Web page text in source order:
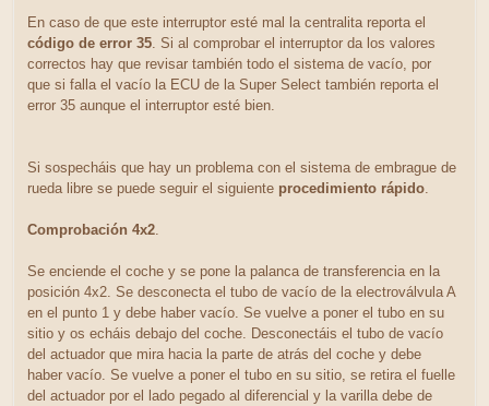
En caso de que este interruptor esté mal la centralita reporta el
código de error 35 . Si al comprobar el interruptor da los valores
correctos hay que revisar también todo el sistema de vacío, por
que si falla el vacío la ECU de la Super Select también reporta el
error 35 aunque el interruptor esté bien.
Si sospecháis que hay un problema con el sistema de embrague de
rueda libre se puede seguir el siguiente procedimiento rápido
Comprobación 4x2
Se enciende el coche y se pone la palanca de transferencia en la
posición 4x2. Se desconecta el tubo de vacío de la electroválvula A
en el punto 1 y debe haber vacío. Se vuelve a poner el tubo en su
sitio y os echáis debajo del coche. Desconectáis el tubo de vacío
del actuador que mira hacia la parte de atrás del coche y debe
haber vacío. Se vuelve a poner el tubo en su sitio, se retira el fuelle
del actuador por el lado pegado al diferencial y la varilla debe de